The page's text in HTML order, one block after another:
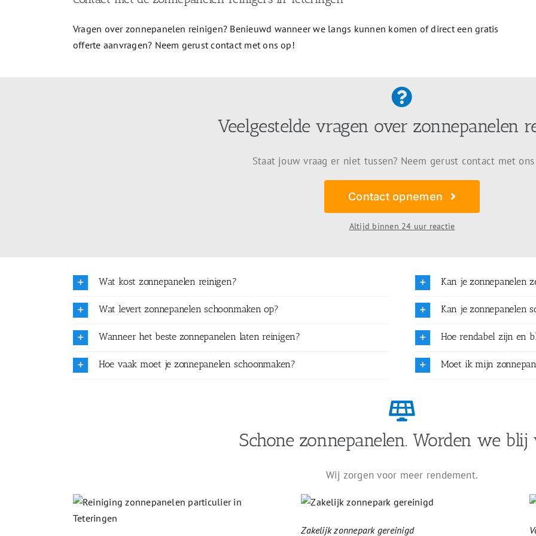
Vragen over zonnepanelen reinigen? Benieuwd wanneer we langs kunnen komen of direct een gratis
offerte aanvragen? Neem gerust contact met ons op!
Veelgestelde vragen over zonnepanelen
Staat jouw vraag er niet tussen? Neem gerust contact met
Contact opnemen
Altijd binnen 24 uur reactie
Wat kost zonnepanelen reinigen?
Wat levert zonnepanelen schoonmaken op?
Wanneer het beste zonnepanelen laten reinigen?
Hoe vaak moet je zonnepanelen schoonmaken?
Kan je zonnepanelen
Kan je zonnepanelen
Hoe rendabel zijn en
Moet ik mijn
Schone zonnepanelen. Worden we blij
Wij zorgen voor meer rendement.
Zakelijk zonnepark gereinigd